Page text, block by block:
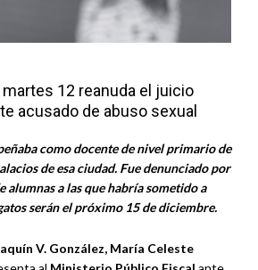
martes 12 reanuda el juicio
acusado de abuso sexual
como docente de nivel primario de
de esa ciudad. Fue denunciado por
alumnas a las que habría sometido a
serán el próximo 15 de diciembre.
V. González, María Celeste